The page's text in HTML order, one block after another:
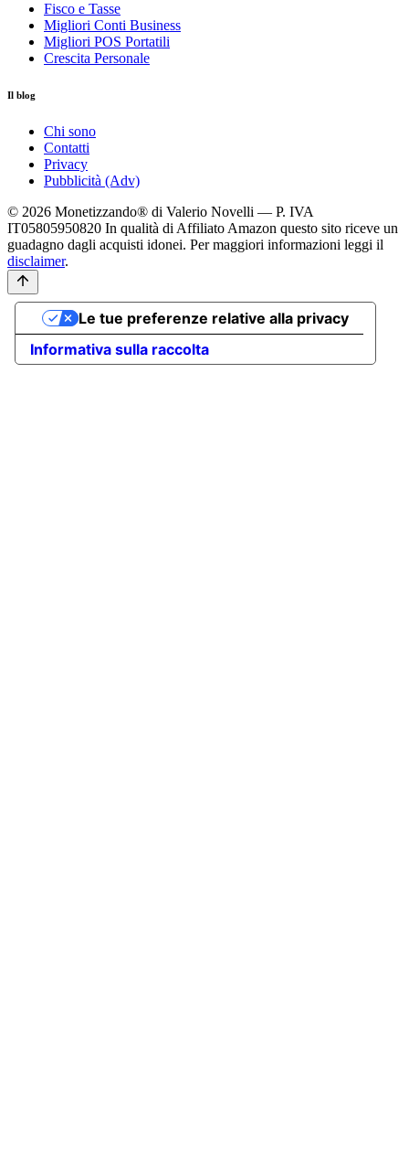
Fisco e Tasse
Migliori Conti Business
Migliori POS Portatili
Crescita Personale
Il blog
Chi sono
Contatti
Privacy
Pubblicità (Adv)
© 2026 Monetizzando® di Valerio Novelli — P. IVA
IT05805950820 In qualità di Affiliato Amazon questo sito riceve un
guadagno dagli acquisti idonei. Per maggiori informazioni leggi il
disclaimer.
Informativa sulla raccolta
Le tue preferenze relative alla privacy